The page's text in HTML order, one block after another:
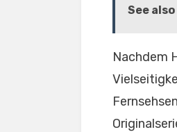
See also
Nachdem